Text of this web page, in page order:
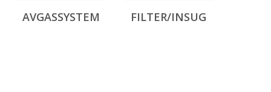
AVGASSYSTEM FILTER/INSUG